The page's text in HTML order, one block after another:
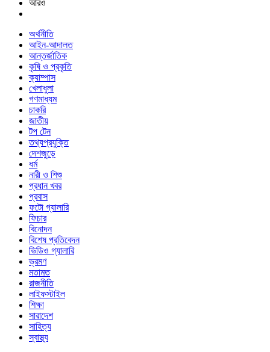
আরও
অর্থনীতি
আইন-আদালত
আন্তর্জাতিক
কৃষি ও প্রকৃতি
ক্যাম্পাস
খেলাধুলা
গণমাধ্যম
চাকরি
জাতীয়
টপ টেন
তথ্যপ্রযুক্তি
দেশজুড়ে
ধর্ম
নারী ও শিশু
প্রধান খবর
প্রবাস
ফটো গ্যালারি
ফিচার
বিনোদন
বিশেষ প্রতিবেদন
ভিডিও গ্যালারি
ভ্রমণ
মতামত
রাজনীতি
লাইফস্টাইল
শিক্ষা
সারাদেশ
সাহিত্য
স্বাস্থ্য